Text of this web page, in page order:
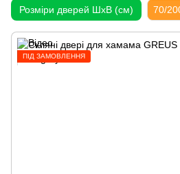
Розміри дверей ШхВ (см) 70/
ПІД ЗАМОВЛЕННЯ